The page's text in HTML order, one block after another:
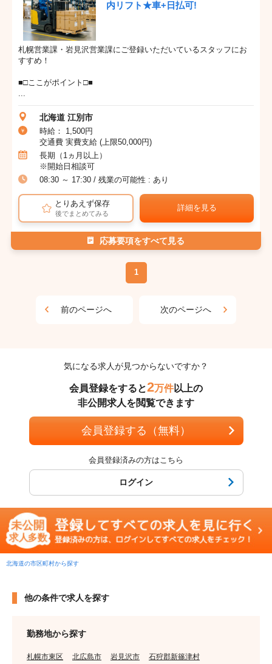
内リフト★車+日払可!
札幌営業課・岩見沢営業課にご登録いただいているスタッフにお
すすめ！
■□ここがポイント□■
北海道 江別市
時給： 1,500円
交通費 実費支給 (上限50,000円)
長期（1ヵ月以上）
※開始日相談可
08:30 ～ 17:30 / 残業の可能性 : あり
とりあえず保存
後でまとめてみる
詳細を見る
応募要項をすべて見る
1
前のページへ 次のページへ
気になる求人が見つからないですか？
会員登録をすると2万件以上の
非公開求人を閲覧できます
会員登録する（無料）
会員登録済みの方はこちら
ログイン
北海道の市区町村から探す
他の条件で求人を探す
勤務地から探す
札幌市東区 北広島市 岩見沢市 石狩郡新篠津村